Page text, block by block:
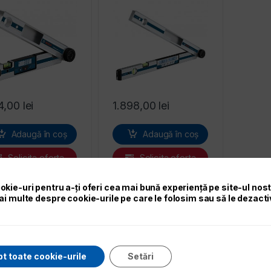
lei
Adaugă în coș
Solicita oferta
1.898,00 lei
Adaugă în coș
Solicita oferta
cele 2 rezultateSortat după preț: de la mic la mare
uri pentru a-ți oferi cea mai bună experiență pe site-ul
multe despre cookie-urile pe care le folosim sau să le
toate cookie-urile Setări